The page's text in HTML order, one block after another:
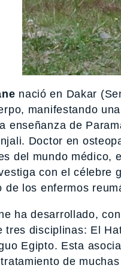
nació en Dakar
manifestando
enseñanza de
Doctor en
del mundo médico,
con el célebre
de los enfermos
ha desarrollado,
tres disciplinas: El
Egipto. Esta
de